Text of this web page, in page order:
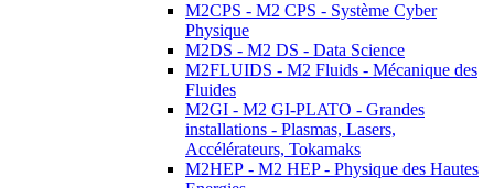
M2CPS - M2 CPS - Système Cyber
Physique
M2DS - M2 DS - Data Science
M2FLUIDS - M2 Fluids - Mécanique des
Fluides
M2GI - M2 GI-PLATO - Grandes
installations - Plasmas, Lasers,
Accélérateurs, Tokamaks
M2HEP - M2 HEP - Physique des Hautes